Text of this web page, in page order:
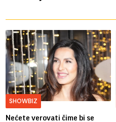
SHOWBIZ
Nećete verovati čime bi se